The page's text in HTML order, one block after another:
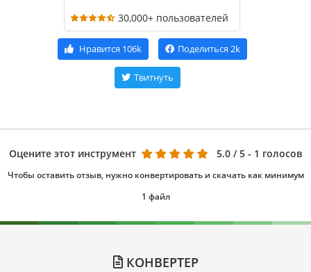
30,000+ пользователей
Нравится 106k Поделиться 2k
Твитнуть
Оцените этот инструмент 5.0 / 5 - 1 голосов
Чтобы оставить отзыв, нужно конвертировать и скачать как минимум
1 файл
КОНВЕРТЕР